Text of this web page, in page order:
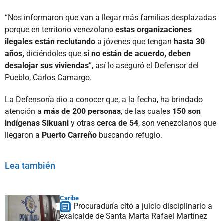
“Nos informaron que van a llegar más familias desplazadas
porque en territorio venezolano estas organizaciones
ilegales están reclutando a jóvenes que tengan hasta 30
años, diciéndoles que si no están de acuerdo, deben
desalojar sus viviendas”, así lo aseguró el Defensor del
Pueblo, Carlos Camargo.
La Defensoría dio a conocer que, a la fecha, ha brindado
atención a más de 200 personas, de las cuales 150 son
indígenas Sikuani y otras cerca de 54, son venezolanos que
llegaron a Puerto Carreño buscando refugio.
Lea también
Caribe
Procuraduría citó a juicio disciplinario a
exalcalde de Santa Marta Rafael Martínez